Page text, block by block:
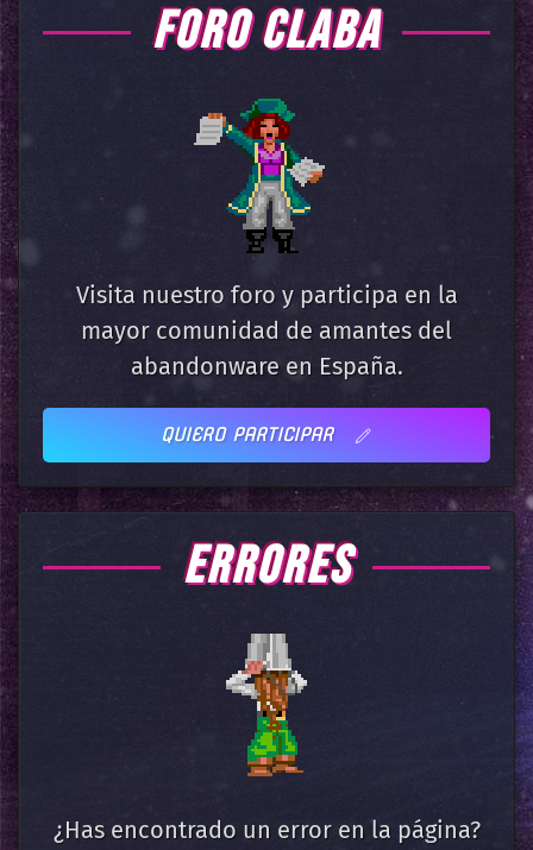
FORO CLABA
Visita nuestro foro y participa en la
mayor comunidad de amantes del
abandonware en España.
QUIERO PARTICIPAR
ERRORES
¿Has encontrado un error en la página?